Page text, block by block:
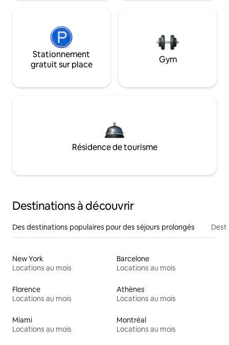
Stationnement
gratuit sur place
Gym
Résidence de tourisme
Destinations à découvrir
Des destinations populaires pour des séjours prolongés
New York
Locations au mois
Barcelone
Locations au mois
Florence
Locations au mois
Athènes
Locations au mois
Miami
Locations au mois
Montréal
Locations au mois